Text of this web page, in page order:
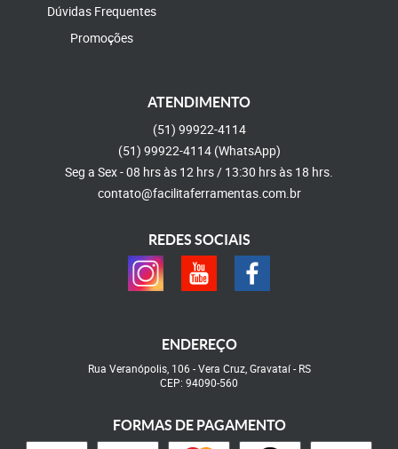
Dúvidas Frequentes
Promoções
ATENDIMENTO
(51) 99922-4114
(51) 99922-4114 (WhatsApp)
Seg a Sex - 08 hrs às 12 hrs / 13:30 hrs às 18 hrs.
contato@facilitaferramentas.com.br
REDES SOCIAIS
ENDEREÇO
Rua Veranópolis, 106 -Vera Cruz, Gravataí- RS
CEP: 94090-560
FORMAS DE PAGAMENTO